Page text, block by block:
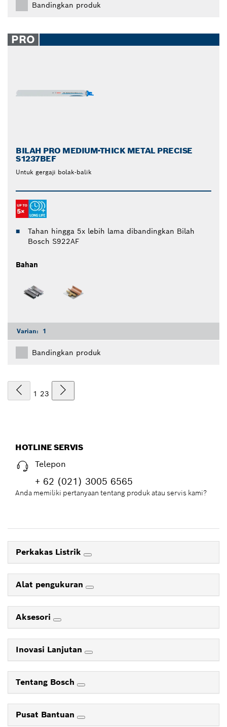
Bandingkan produk
PRO
BILAH PRO MEDIUM-THICK METAL PRECISE
S1237BEF
Untuk gergaji bolak-balik
Tahan hingga 5x lebih lama dibandingkan Bilah
Bosch S922AF
Bahan
Varian: 1
Bandingkan produk
1 23
HOTLINE SERVIS
Telepon
+ 62 (021) 3005 6565
Anda memiliki pertanyaan tentang produk atau servis kami?
Perkakas Listrik
Alat pengukuran
Aksesori
Inovasi Lanjutan
Tentang Bosch
Pusat Bantuan